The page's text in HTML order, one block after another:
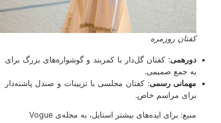
کفتان روزمره
دورهمی : کفتان گل‌دار با کمربند و گوشواره‌های بزرگ برای
یه جمع صمیمی.
مهمانی رسمی: کفتان مجلسی با تزیینات و صندل پاشنه‌دار
برای مراسم خاص.
منبع: برای ایده‌های بیشتر استایل، به مجله‌ی Vogue